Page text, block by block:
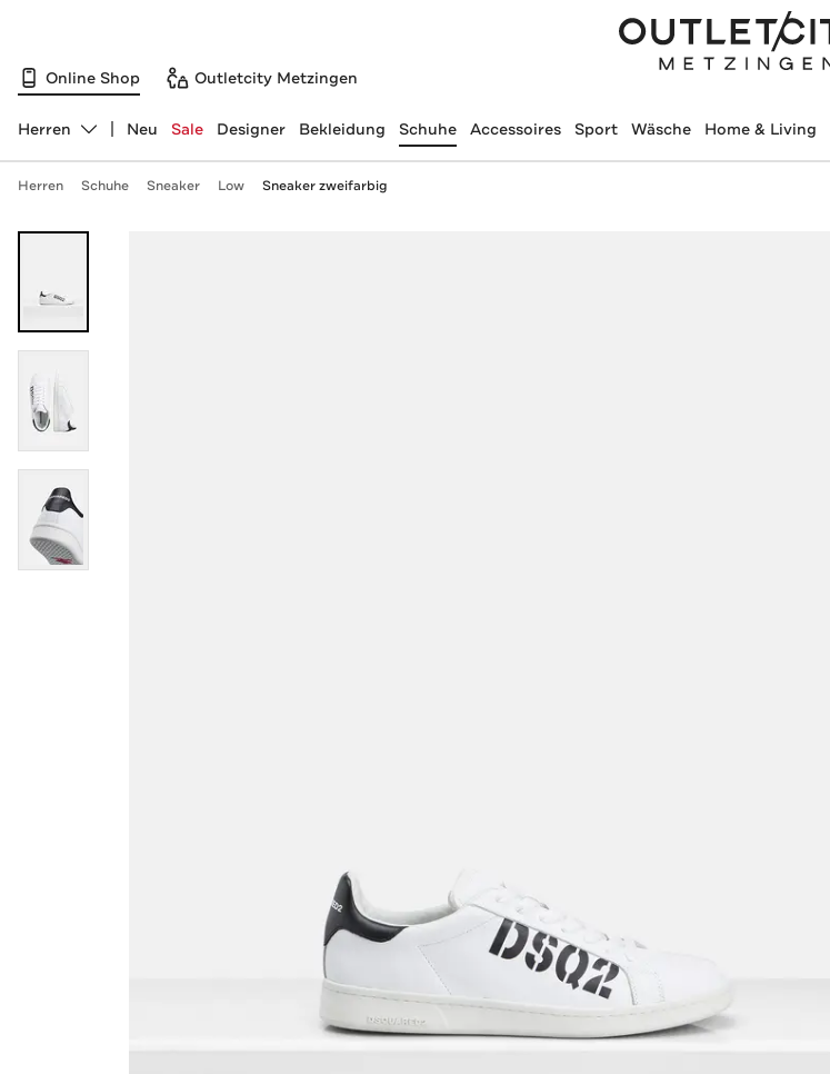
Online Shop Outletcity Metzingen
Abteilung ändern, ausgewählt:
Herren Neu Sale Designer Bekleidung Schuhe Accessoires Sport Wäsche Home & Living
Herren Schuhe Sneaker Low Sneaker zweifarbig